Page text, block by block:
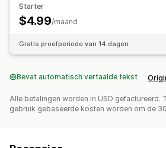
Gedragstargeting
Prestaties volgen Analytics in real
Starter
$4.99/maand
Gratis proefperiode van 14 dagen
Bevat automatisch vertaalde tekst
Alle betalingen worden in USD gefactureerd.
gebruik gebaseerde kosten worden om de